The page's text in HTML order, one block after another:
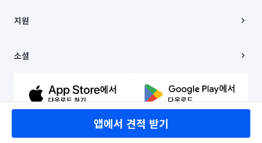
앱에서 견적 받기
상품, 상품정보, 거래에 관한 의무와 책임은 거래당사자에게 있습니다.
언론 보도 관련 문의:
© 유한회사 미소. Miso, Inc. All Rights Reserved.
이사
지원
이용약관
문의하기
소셜
유튜브